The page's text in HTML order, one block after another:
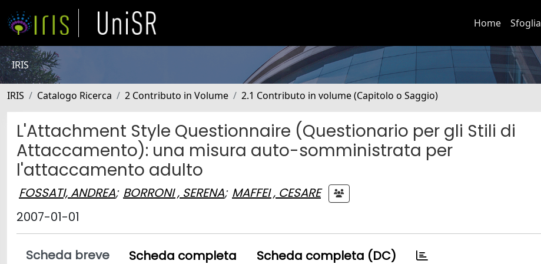
Home Sfoglia
IRIS
IRIS Catalogo Ricerca 2 Contributo in Volume 2.1 Contributo in volume (Capitolo o Saggio)
L'Attachment Style Questionnaire (Questionario per gli Stili di
Attaccamento): una misura auto-somministrata per
l'attaccamento adulto
FOSSATI, ANDREA; BORRONI , SERENA; MAFFEI , CESARE
2007-01-01
Scheda breve Scheda completa Scheda completa (DC)